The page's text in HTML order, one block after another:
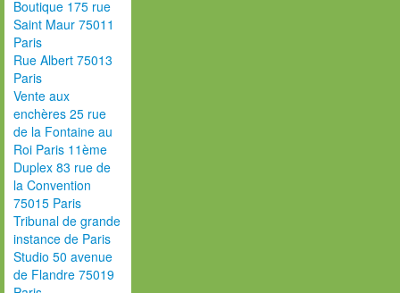
Boutique 175 rue
Saint Maur 75011
Paris
Rue Albert 75013
Paris
Vente aux
enchères 25 rue
de la Fontaine au
Roi Paris 11ème
Duplex 83 rue de
la Convention
75015 Paris
Tribunal de grande
instance de Paris
Studio 50 avenue
de Flandre 75019